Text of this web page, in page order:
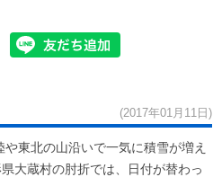
(2017年01月11日)
東北の山沿いで一気に積雪が増え
大蔵村の肘折では、日付が替わっ